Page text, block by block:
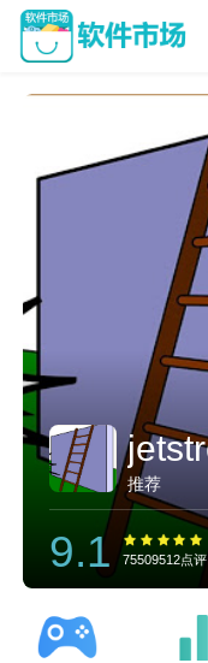
推荐
9.1 75509512点评